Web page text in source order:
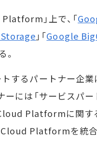
」上で、「
」「Google
。
するパートナー企業
には「サービスパー
Platformに関す
Cloud Platformを統